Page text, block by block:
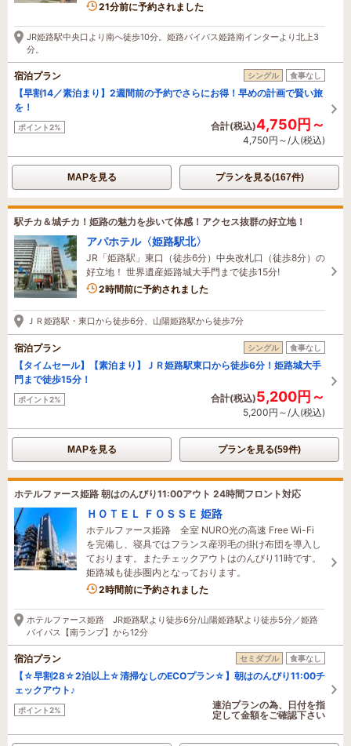
3名がこの宿を見ています
21分前に予約されました
JR姫路駅中央口より南へ徒歩10分。姫路バイパス姫路南インターより北上3
分。
宿泊プラン シングル 食事なし
【早割14／素泊まり】2週間前の予約でさらにお得！早めの計画で賢い旅
を！
ポイント2% 合計(税込)4,750円～
4,750円～/人(税込)
MAPを見る プランを見る(167件)
駅チカ＆城チカ！姫路の魅力を歩いて体感！アクセス抜群の好立地！
アパホテル〈姫路駅北〉
JR「姫路駅」東口（徒歩6分）中央改札口（徒歩8分）の
好立地！ 世界遺産姫路城大手門まで徒歩15分!
1名がこの宿を見ています
ＪＲ姫路駅・東口から徒歩6分、山陽姫路駅から徒歩7分
宿泊プラン シングル 食事なし
【タイムセール】【素泊まり】ＪＲ姫路駅東口から徒歩6分！姫路城大手
門まで徒歩15分！
ポイント2% 合計(税込)5,200円～
5,200円～/人(税込)
MAPを見る プランを見る(59件)
ホテルファース姫路 朝はのんびり11:00アウト 24時間フロント対応
ＨＯＴＥＬ ＦＯＳＳＥ 姫路
ホテルファース姫路 全室 NURO光の高速 Free Wi-Fi
を完備し、寝具ではフランス産羽毛の掛け布団を導入し
ております。またチェックアウトはのんびり11時です。
姫路城も徒歩圏内となっております。
3名がこの宿を見ています
2時間前に予約されました
ホテルファース姫路 JR姫路駅より徒歩6分/山陽姫路駅より徒歩5分／姫路
バイパス【南ランプ】から12分
宿泊プラン セミダブル 食事なし
【☆早割28☆2泊以上☆清掃なしのECOプラン☆】朝はのんびり11:00チ
ェックアウト♪
ポイント2%
連泊プランの為、日付を指
定して金額をご確認下さい